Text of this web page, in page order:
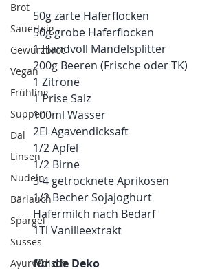
Brot
Sauerteig
Gewürzbrot
Vegan
Frühling
Suppen
Dal
Linsen
Nudeln
Bärlauch
Spargel
Süsses
Ayurvedisch
50g zarte Haferflocken
50g grobe Haferflocken
1 Handvoll Mandelsplitter
200g Beeren (Frische oder TK)
1 Zitrone
1 Prise Salz
100ml Wasser
2El Agavendicksaft
1/2 Apfel
1/2 Birne
3-4 getrocknete Aprikosen
1/2 Becher Sojajoghurt
Hafermilch nach Bedarf
1Tl Vanilleextrakt
für die Deko